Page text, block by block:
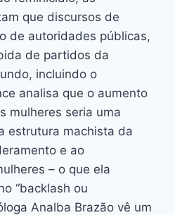
que discursos de
de autoridades públicas,
de partidos da
incluindo o
analisa que o aumento
mulheres seria uma
estrutura machista da
e ao
– o que ela
“backlash ou
Analba Brazão vê um